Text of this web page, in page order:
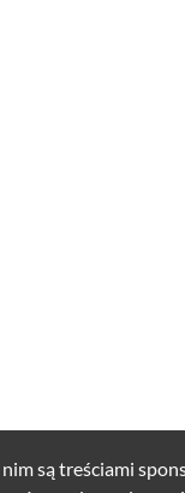
są treściami